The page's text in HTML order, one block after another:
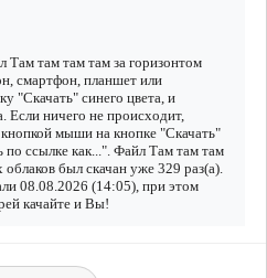
Там там там там за горизонтом
смартфон, планшет или
"Скачать" синего цвета, и
Если ничего не происходит,
мыши на кнопке "Скачать"
ссылке как...". Файл Там там там
был скачан уже 329 раз(а).
08.08.2026 (14:05), при этом
качайте и Вы!